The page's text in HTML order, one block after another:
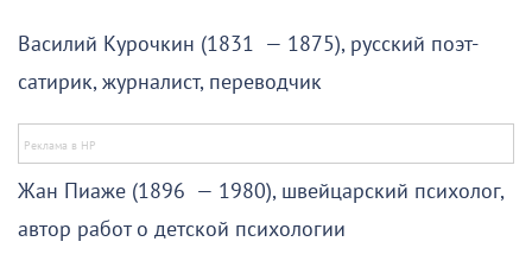
Василий Курочкин (1831 — 1875), русский поэт-
сатирик, журналист, переводчик
Жан Пиаже (1896 — 1980), швейцарский психолог,
автор работ о детской психологии